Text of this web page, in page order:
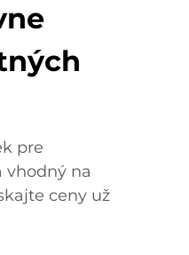
pre
vhodný na
ceny už